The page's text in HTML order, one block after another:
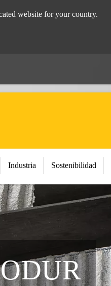
website for your country.
Industria Sostenibilidad